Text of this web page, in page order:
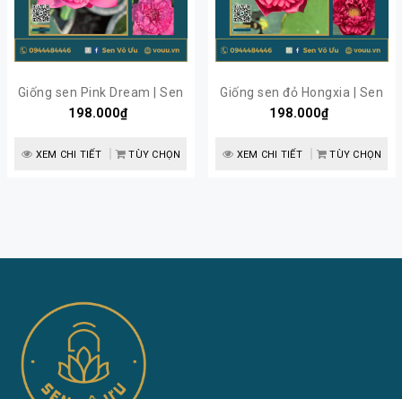
Giống sen Pink Dream | Sen
Vô Ưu
198.000₫
XEM CHI TIẾT TÙY CHỌN
Giống sen đỏ Hongxia | Sen
Vô Ưu
198.000₫
XEM CHI TIẾT TÙY CHỌN